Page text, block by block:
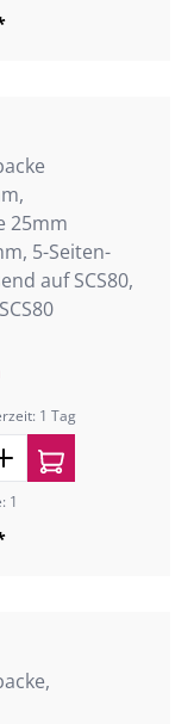
25mm
5-Seiten-
auf SCS80,
1 Tag
1